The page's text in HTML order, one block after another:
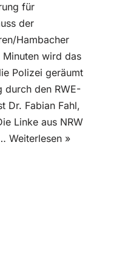
für
der
Hambacher
Minuten wird das
Polizei geräumt
durch den RWE-
Dr. Fabian Fahl,
Linke aus NRW
Weiterlesen »